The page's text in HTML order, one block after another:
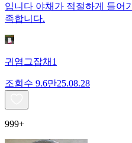
입니다 야채가 적절하게 들어
족합니다.
귀염그잡채1
조회수 9.6만25.08.28
999+